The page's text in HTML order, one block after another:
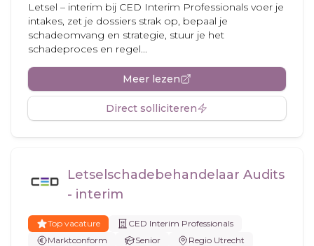
Letsel – interim bij CED Interim Professionals voer je
intakes, zet je dossiers strak op, bepaal je
schadeomvang en strategie, stuur je het
schadeproces en regel...
Meer lezen
Direct solliciteren
Letselschadebehandelaar Audits
- interim
Top vacature
CED Interim Professionals
Marktconform
Senior Regio Utrecht